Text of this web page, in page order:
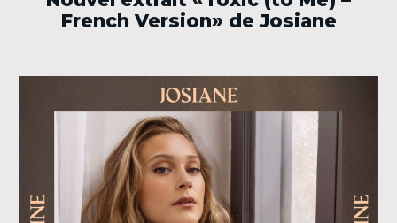
French Version» de Josiane